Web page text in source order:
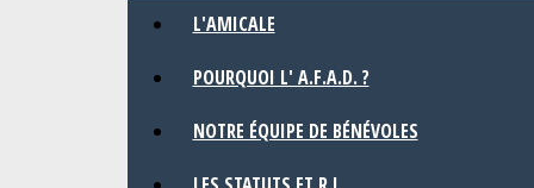
L'AMICALE
POURQUOI L' A.F.A.D. ?
NOTRE ÉQUIPE DE BÉNÉVOLES